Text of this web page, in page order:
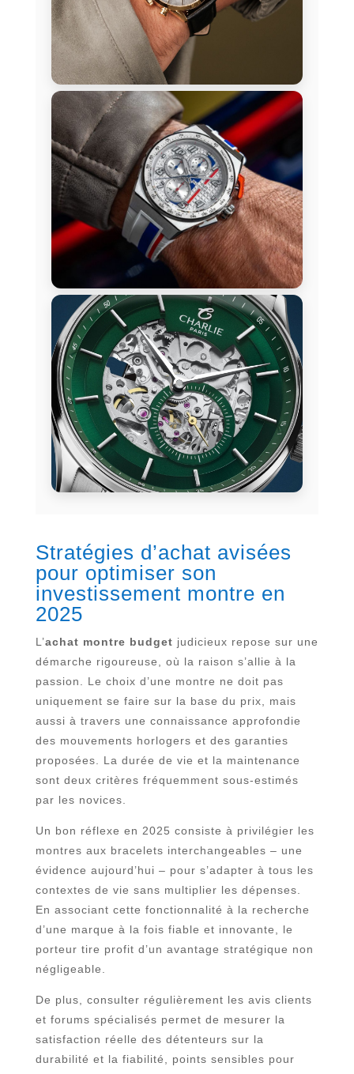
Stratégies d’achat avisées
pour optimiser son
investissement montre en
2025
L’achat montre budget judicieux repose sur une
démarche rigoureuse, où la raison s’allie à la
passion. Le choix d’une montre ne doit pas
uniquement se faire sur la base du prix, mais
aussi à travers une connaissance approfondie
des mouvements horlogers et des garanties
proposées. La durée de vie et la maintenance
sont deux critères fréquemment sous-estimés
par les novices.
Un bon réflexe en 2025 consiste à privilégier les
montres aux bracelets interchangeables – une
évidence aujourd’hui – pour s’adapter à tous les
contextes de vie sans multiplier les dépenses.
En associant cette fonctionnalité à la recherche
d’une marque à la fois fiable et innovante, le
porteur tire profit d’un avantage stratégique non
négligeable.
De plus, consulter régulièrement les avis clients
et forums spécialisés permet de mesurer la
satisfaction réelle des détenteurs sur la
durabilité et la fiabilité, points sensibles pour